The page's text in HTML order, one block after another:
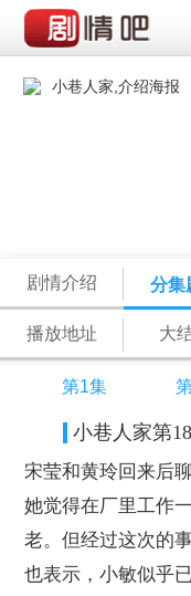
剧情介绍 分集
播放地址 大
第1集
小巷人家第
宋莹和黄玲回来后
她觉得在厂里工作
老。但经过这次的
也表示，小敏似乎